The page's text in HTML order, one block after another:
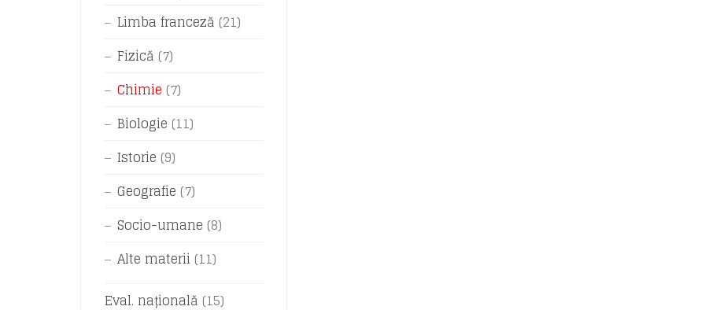
Limba franceză (21)
Fizică (7)
Chimie (7)
Biologie (11)
Istorie (9)
Geografie (7)
Socio-umane (8)
Alte materii (11)
Eval. națională (15)